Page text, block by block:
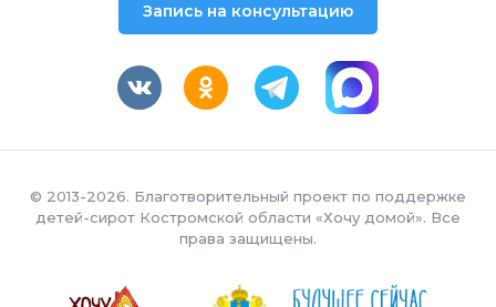
Запись на консультацию
© 2013-2026. Благотворительный проект по поддержке
детей-сирот Костромской области «Хочу домой». Все
права защищены.